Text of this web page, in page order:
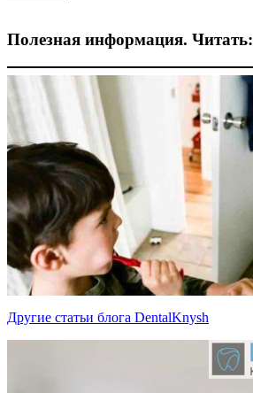
Полезная информация. Читать:
Другие статьи блога DentalKnysh